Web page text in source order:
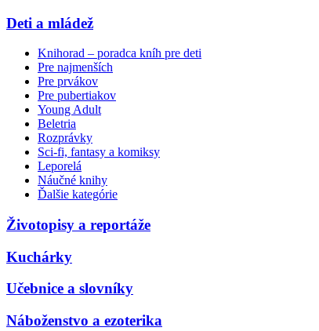
Deti a mládež
Knihorad – poradca kníh pre deti
Pre najmenších
Pre prvákov
Pre pubertiakov
Young Adult
Beletria
Rozprávky
Sci-fi, fantasy a komiksy
Leporelá
Náučné knihy
Ďalšie kategórie
Životopisy a reportáže
Kuchárky
Učebnice a slovníky
Náboženstvo a ezoterika